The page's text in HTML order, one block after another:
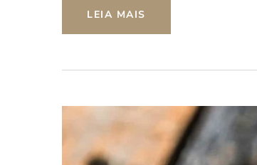
LEIA MAIS